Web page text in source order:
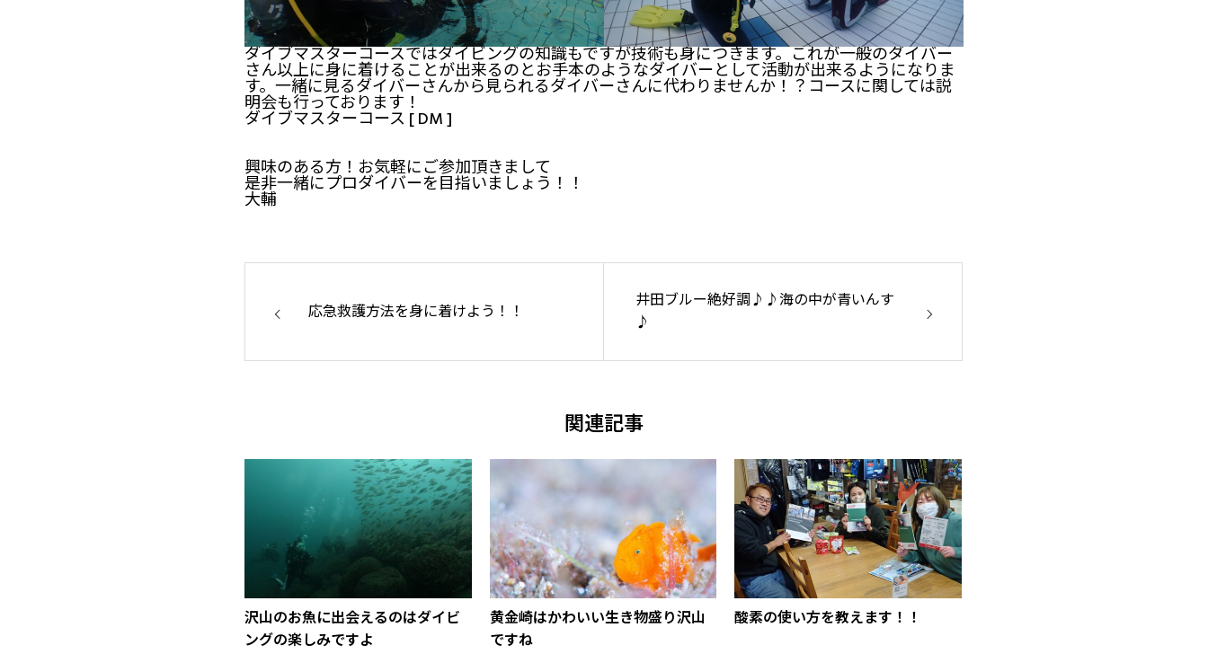
ダイブマスターコースではダイビングの知識もですが技術も身につきます。これが一般のダイバー
さん以上に身に着けることが出来るのとお手本のようなダイバーとして活動が出来るようになりま
す。一緒に見るダイバーさんから見られるダイバーさんに代わりませんか！？コースに関しては説
明会も行っております！
ダイブマスターコース [ DM ]
興味のある方！お気軽にご参加頂きまして
是非一緒にプロダイバーを目指いましょう！！
大輔
応急救護方法を身に着けよう！！
井田ブルー絶好調♪♪海の中が青いんす
♪
関連記事
沢山のお魚に出会えるのはダイビ
ングの楽しみですよ
黄金崎はかわいい生き物盛り沢山
ですね
酸素の使い方を教えます！！